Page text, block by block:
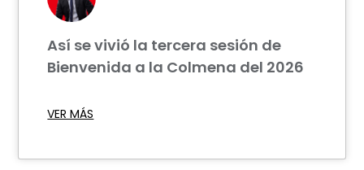
Así se vivió la tercera sesión de
Bienvenida a la Colmena del 2026
VER MÁS